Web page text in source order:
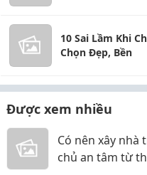
10 Sai Lầm Khi
Chọn Đẹp, Bền
Được xem nhiều
Có nên xây nhà
chủ an tâm từ